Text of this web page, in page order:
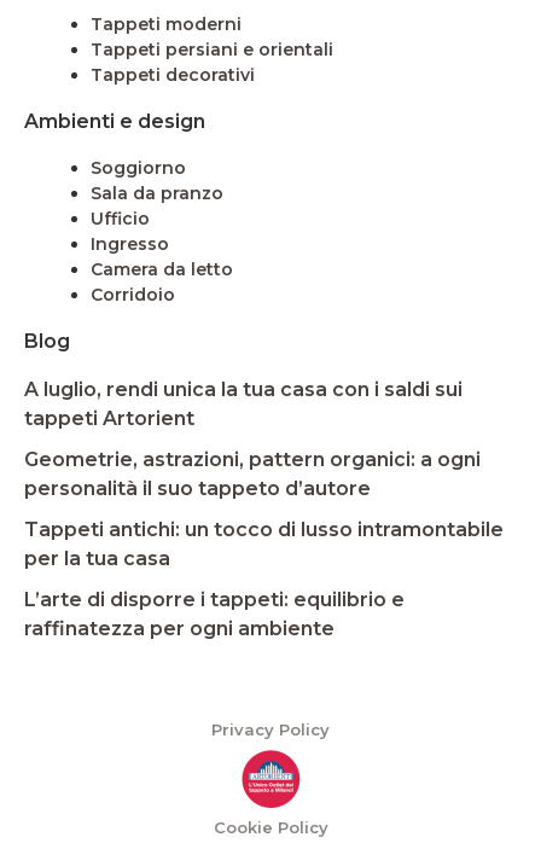
Tappeti moderni
Tappeti persiani e orientali
Tappeti decorativi
Ambienti e design
Soggiorno
Sala da pranzo
Ufficio
Ingresso
Camera da letto
Corridoio
Blog
A luglio, rendi unica la tua casa con i saldi sui
tappeti Artorient
Geometrie, astrazioni, pattern organici: a ogni
personalità il suo tappeto d’autore
Tappeti antichi: un tocco di lusso intramontabile
per la tua casa
L’arte di disporre i tappeti: equilibrio e
raffinatezza per ogni ambiente
Privacy Policy
Cookie Policy